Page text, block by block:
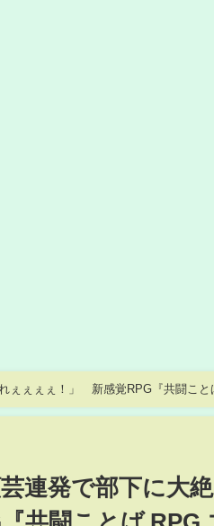
ぇぇぇぇ！」 新感覚RPG『共闘こと
連発で部下に大絶